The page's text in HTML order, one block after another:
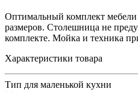
Оптимальный комплект
размеров. Столешница не
комплекте. Мойка и техника
Характеристики товара
Тип для маленькой кухни